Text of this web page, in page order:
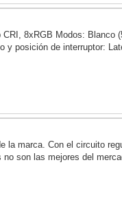
8xRGB Modos:
y posición de interruptor:
marca. Con el circuito
son las mejores del